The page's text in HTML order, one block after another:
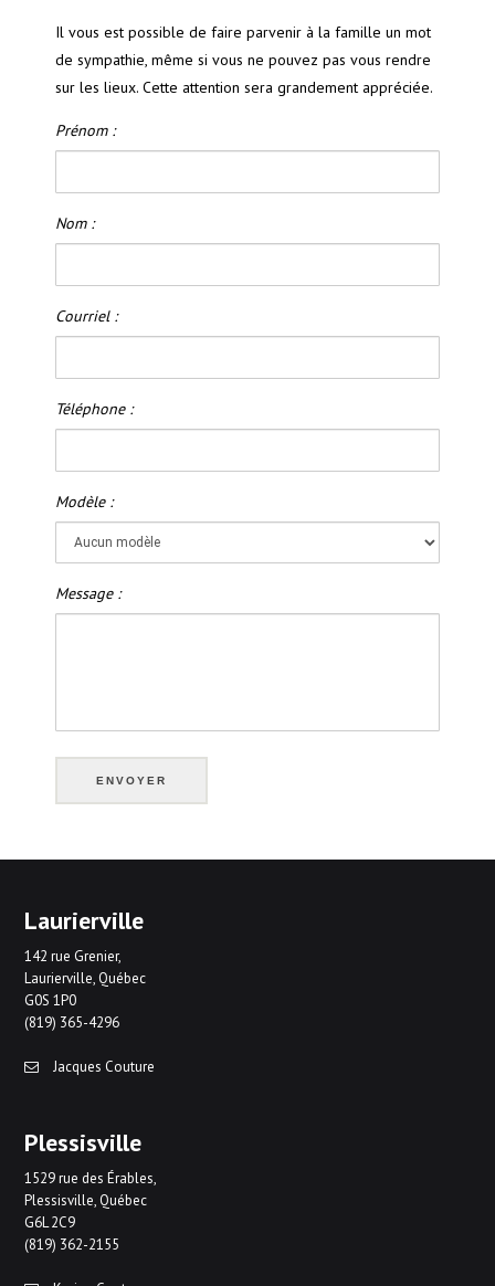
Il vous est possible de faire parvenir à la famille un mot
de sympathie, même si vous ne pouvez pas vous rendre
sur les lieux. Cette attention sera grandement appréciée.
Prénom :
Nom :
Courriel :
Téléphone :
Modèle :
Message :
Laurierville
142 rue Grenier,
Laurierville, Québec
G0S 1P0
(819) 365-4296
Jacques Couture
Plessisville
1529 rue des Érables,
Plessisville, Québec
G6L 2C9
(819) 362-2155